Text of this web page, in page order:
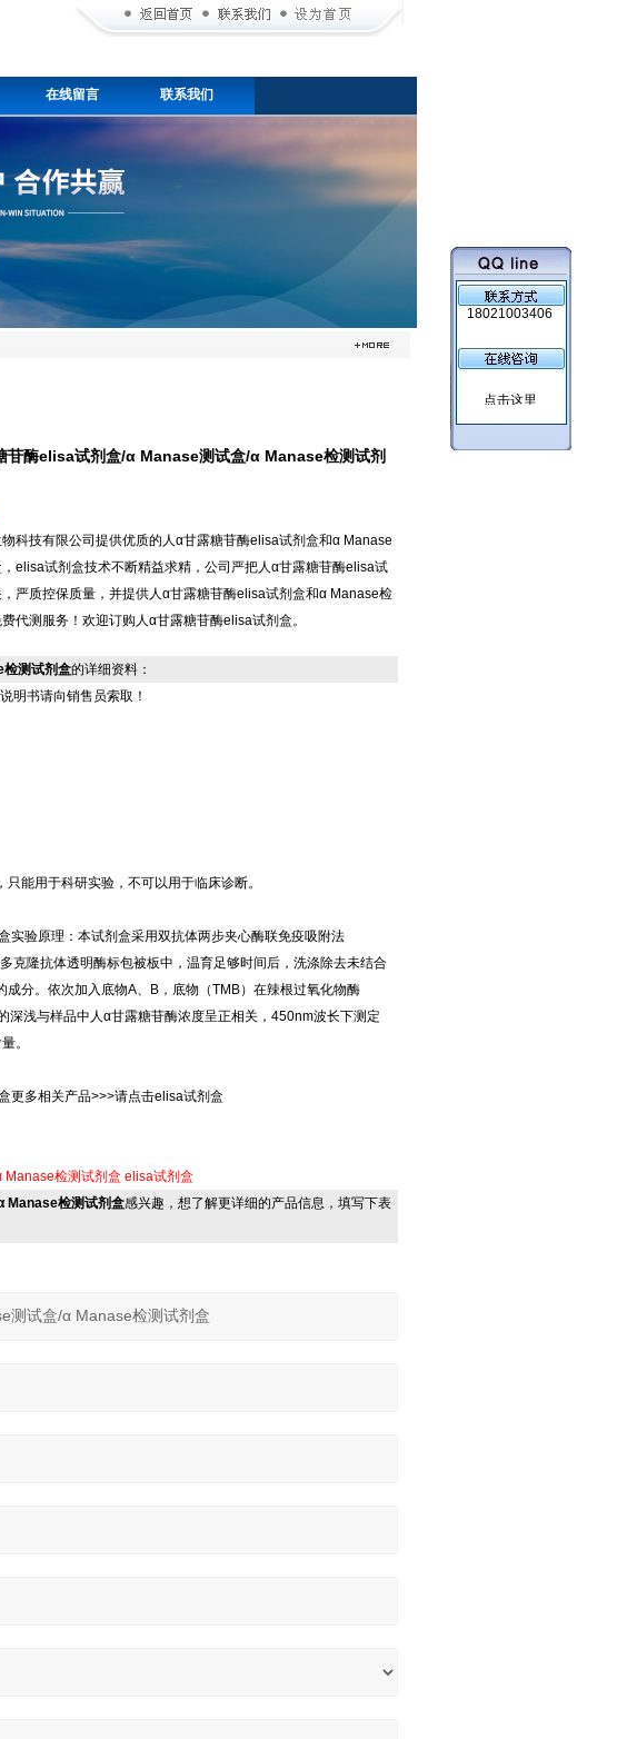
在线留言 联系我们
18021003406
苷酶elisa试剂盒/α Manase测试盒/α Manase检测试剂
科技有限公司提供优质的人α甘露糖苷酶elisa试剂盒和α Manase
elisa试剂盒技术不断精益求精，公司严把人α甘露糖苷酶elisa试
严质控保质量，并提供人α甘露糖苷酶elisa试剂盒和α Manase检
代测服务！欢迎订购人α甘露糖苷酶elisa试剂盒。
测试剂盒的详细资料：
明书请向销售员索取！
能用于科研实验，不可以用于临床诊断。
验原理：本试剂盒采用双抗体两步夹心酶联免疫吸附法
克隆抗体透明酶标包被板中，温育足够时间后，洗涤除去未结合
分。依次加入底物A、B，底物（TMB）在辣根过氧化物酶
深浅与样品中人α甘露糖苷酶浓度呈正相关，450nm波长下测定
。
更多相关产品>>>请点击elisa试剂盒
Manase检测试剂盒 elisa试剂盒
Manase检测试剂盒感兴趣，想了解更详细的产品信息，填写下表